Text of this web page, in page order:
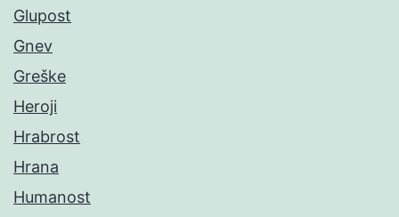
Glupost
Gnev
Greške
Heroji
Hrabrost
Hrana
Humanost